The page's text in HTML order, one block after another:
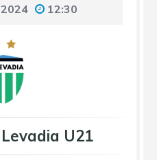
2024 12:30
U21